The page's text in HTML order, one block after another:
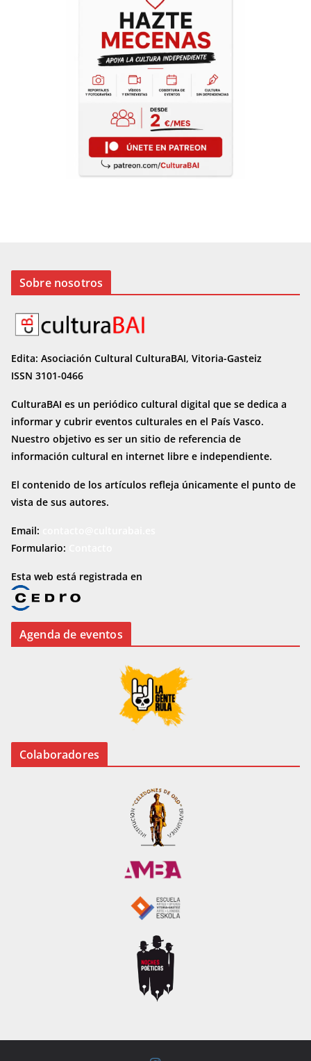
Sobre nosotros
Edita: Asociación Cultural CulturaBAI, Vitoria-Gasteiz
ISSN 3101-0466
CulturaBAI es un periódico cultural digital que se dedica a
informar y cubrir eventos culturales en el País Vasco.
Nuestro objetivo es ser un sitio de referencia de
información cultural en internet libre e independiente.
El contenido de los artículos refleja únicamente el punto de
vista de sus autores.
Email:
Formulario:
Esta web está registrada en
Agenda de eventos
Colaboradores